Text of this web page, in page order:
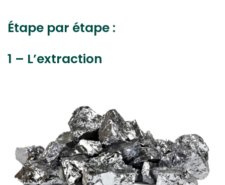
Étape par étape :
1 – L’extraction